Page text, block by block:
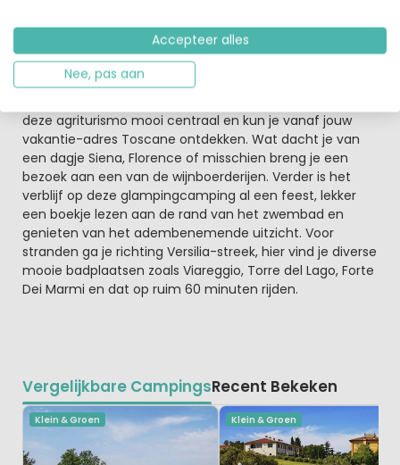
Toscane heeft veel te bieden aan haar gasten
Toscane bezoeken betekent wijngaarden,
olijfboomgaarden, kunst, cultuur en prachtige steden.
deze agriturismo mooi centraal en kun je vanaf jouw
vakantie-adres Toscane ontdekken. Wat dacht je van
een dagje Siena, Florence of misschien breng je een
bezoek aan een van de wijnboerderijen. Verder is het
verblijf op deze glampingcamping al een feest, lekker
een boekje lezen aan de rand van het zwembad en
genieten van het adembenemende uitzicht. Voor
stranden ga je richting Versilia-streek, hier vind je diverse
mooie badplaatsen zoals Viareggio, Torre del Lago, Forte
Dei Marmi en dat op ruim 60 minuten rijden.
Vergelijkbare CampingsRecent Bekeken
Klein & Groen Klein & Groen
Accepteer alles
Nee, pas aan